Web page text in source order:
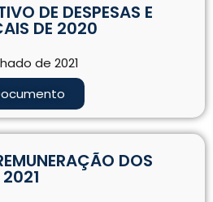
DE DESPESAS E
DE 2020
de 2021
DOS
2021